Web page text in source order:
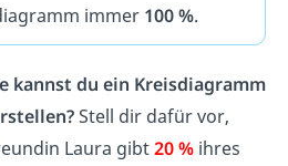
immer 100 %.
kannst du ein Kreisdiagramm
Stell dir dafür vor,
Laura gibt20 %ihres